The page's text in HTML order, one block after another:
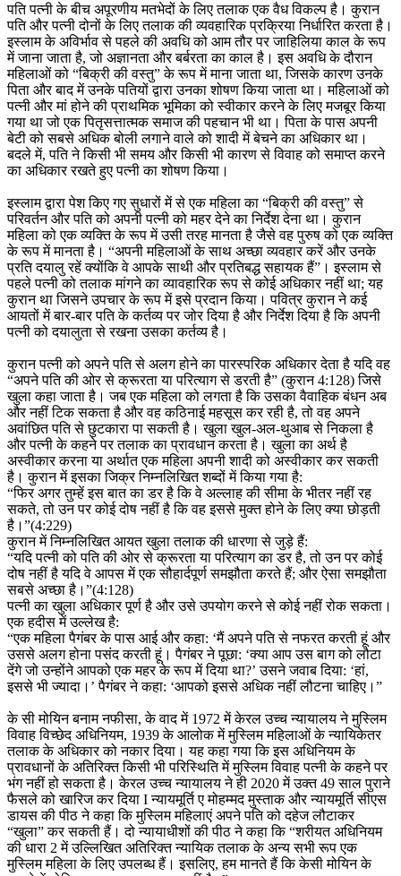
पति पत्नी के बीच अपूरणीय मतभेदों के लिए तलाक एक वैध विकल्प है। कुरान
पति और पत्नी दोनों के लिए तलाक की व्यवहारिक प्रक्रिया निर्धारित करता है।
इस्लाम के अविर्भाव से पहले की अवधि को आम तौर पर जाहिलिया काल के रूप
में जाना जाता है, जो अज्ञानता और बर्बरता का काल है। इस अवधि के दौरान
महिलाओं को “बिक्री की वस्तु” के रूप में माना जाता था, जिसके कारण उनके
पिता और बाद में उनके पतियों द्वारा उनका शोषण किया जाता था। महिलाओं को
पत्नी और मां होने की प्राथमिक भूमिका को स्वीकार करने के लिए मजबूर किया
गया था जो एक पितृसत्तात्मक समाज की पहचान भी था। पिता के पास अपनी
बेटी को सबसे अधिक बोली लगाने वाले को शादी में बेचने का अधिकार था।
बदले में, पति ने किसी भी समय और किसी भी कारण से विवाह को समाप्त करने
का अधिकार रखते हुए पत्नी का शोषण किया।
इस्लाम द्वारा पेश किए गए सुधारों में से एक महिला का “बिक्री की वस्तु” से
परिवर्तन और पति को अपनी पत्नी को महर देने का निर्देश देना था। कुरान
महिला को एक व्यक्ति के रूप में उसी तरह मानता है जैसे वह पुरुष को एक व्यक्ति
के रूप में मानता है। “अपनी महिलाओं के साथ अच्छा व्यवहार करें और उनके
प्रति दयालु रहें क्योंकि वे आपके साथी और प्रतिबद्ध सहायक हैं”। इस्लाम से
पहले पत्नी को तलाक मांगने का व्यावहारिक रूप से कोई अधिकार नहीं था; यह
कुरान था जिसने उपचार के रूप में इसे प्रदान किया। पवित्र कुरान ने कई
आयतों में बार-बार पति के कर्तव्य पर जोर दिया है और निर्देश दिया है कि अपनी
पत्नी को दयालुता से रखना उसका कर्तव्य है।
कुरान पत्नी को अपने पति से अलग होने का पारस्परिक अधिकार देता है यदि वह
“अपने पति की ओर से क्रूरता या परित्याग से डरती है” (कुरान 4:128) जिसे
खुला कहा जाता है। जब एक महिला को लगता है कि उसका वैवाहिक बंधन अब
और नहीं टिक सकता है और वह कठिनाई महसूस कर रही है, तो वह अपने
अवांछित पति से छुटकारा पा सकती है। खुला खुल-अल-थुआब से निकला है
और पत्नी के कहने पर तलाक का प्रावधान करता है। खुला का अर्थ है
अस्वीकार करना या अर्थात एक महिला अपनी शादी को अस्वीकार कर सकती
है। कुरान में इसका जिक्र निम्नलिखित शब्दों में किया गया है:
“फिर अगर तुम्हें इस बात का डर है कि वे अल्लाह की सीमा के भीतर नहीं रह
सकते, तो उन पर कोई दोष नहीं है कि वह इससे मुक्त होने के लिए क्या छोड़ती
है।”(4:229)
कुरान में निम्नलिखित आयत खुला तलाक की धारणा से जुड़े हैं:
“यदि पत्नी को पति की ओर से क्रूरता या परित्याग का डर है, तो उन पर कोई
दोष नहीं है यदि वे आपस में एक सौहार्दपूर्ण समझौता करते हैं; और ऐसा समझौता
सबसे अच्छा है।”(4:128)
पत्नी का खुला अधिकार पूर्ण है और उसे उपयोग करने से कोई नहीं रोक सकता।
एक हदीस में उल्लेख है:
“एक महिला पैगंबर के पास आई और कहा: ‘मैं अपने पति से नफरत करती हूं और
उससे अलग होना पसंद करती हूं। पैगंबर ने पूछा: ‘क्या आप उस बाग को लौटा
देंगे जो उन्होंने आपको एक महर के रूप में दिया था?’ उसने जवाब दिया: ‘हां,
इससे भी ज्यादा।’ पैगंबर ने कहा: ‘आपको इससे अधिक नहीं लौटना चाहिए।”
के सी मोयिन बनाम नफीसा, के वाद में 1972 में केरल उच्च न्यायालय ने मुस्लिम
विवाह विच्छेद अधिनियम, 1939 के आलोक में मुस्लिम महिलाओं के न्यायिकेतर
तलाक के अधिकार को नकार दिया। यह कहा गया कि इस अधिनियम के
प्रावधानों के अतिरिक्त किसी भी परिस्थिति में मुस्लिम विवाह पत्नी के कहने पर
भंग नहीं हो सकता है। केरल उच्च न्यायालय ने ही 2020 में उक्त 49 साल पुराने
फैसले को खारिज कर दिया I न्यायमूर्ति ए मोहम्मद मुस्ताक और न्यायमूर्ति सीएस
डायस की पीठ ने कहा कि मुस्लिम महिलाएं अपने पति को दहेज लौटाकर
“खुला” कर सकती हैं। दो न्यायाधीशों की पीठ ने कहा कि “शरीयत अधिनियम
की धारा 2 में उल्लिखित अतिरिक्त न्यायिक तलाक के अन्य सभी रूप एक
मुस्लिम महिला के लिए उपलब्ध हैं। इसलिए, हम मानते हैं कि केसी मोयिन के